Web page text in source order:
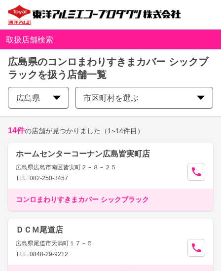
取扱店舗検索
広島県のコンロまわりすきまカバー シックブ
ラックを扱う店舗一覧
広島県 市区町村を選ぶ
14件の店舗が見つかりました （1~14件目）
ホームセンターコーナン広島皆実町店
広島県広島市南区皆実町２－８－２５
TEL: 082-250-3457
コンロまわりすきまカバー シックブラック
ＤＣＭ尾道店
広島県尾道市天満町１７－５
TEL: 0848-29-9212